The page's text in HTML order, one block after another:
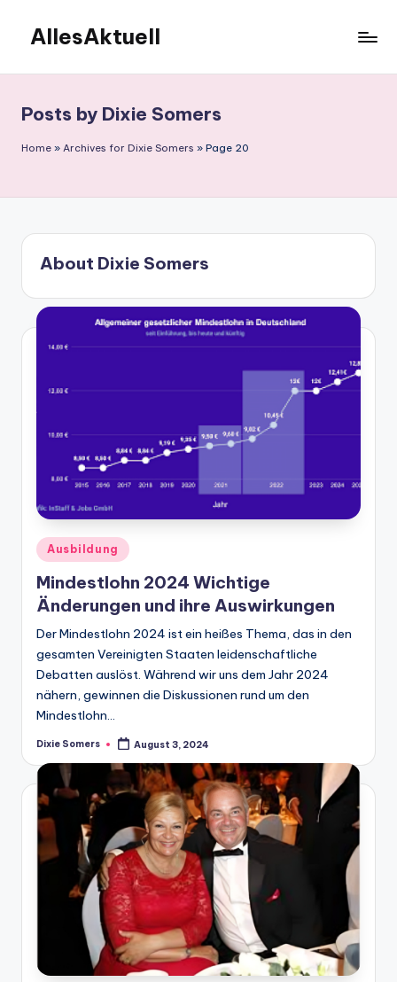
content
AllesAktuell
Posts by Dixie Somers
Home » Archives for Dixie Somers » Page 20
About Dixie Somers
Posted
in
Ausbildung
Mindestlohn 2024 Wichtige
Änderungen und ihre Auswirkungen
Der Mindestlohn 2024 ist ein heißes Thema, das in den
gesamten Vereinigten Staaten leidenschaftliche
Debatten auslöst. Während wir uns dem Jahr 2024
nähern, gewinnen die Diskussionen rund um den
Mindestlohn…
Posted
Dixie Somers August 3, 2024